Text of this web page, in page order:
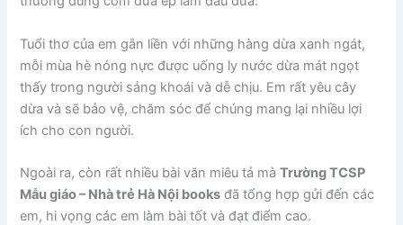
Tuổi thơ của em gắn liền với những hàng dừa xanh ngát,
mỗi mùa hè nóng nực được uống ly nước dừa mát ngọt
thấy trong người sảng khoái và dễ chịu. Em rất yêu cây
dừa và sẽ bảo vệ, chăm sóc để chúng mang lại nhiều lợi
ích cho con người.
Ngoài ra, còn rất nhiều bài văn miêu tả màTrường TCSP
Mẫu giáo – Nhà trẻ Hà Nội books đã tổng hợp gửi đến các
em, hi vọng các em làm bài tốt và đạt điểm cao.